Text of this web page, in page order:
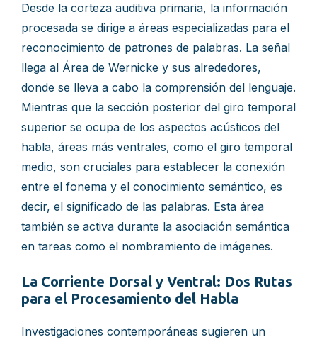
Desde la corteza auditiva primaria, la información
procesada se dirige a áreas especializadas para el
reconocimiento de patrones de palabras. La señal
llega al Área de Wernicke y sus alrededores,
donde se lleva a cabo la comprensión del lenguaje.
Mientras que la sección posterior del giro temporal
superior se ocupa de los aspectos acústicos del
habla, áreas más ventrales, como el giro temporal
medio, son cruciales para establecer la conexión
entre el fonema y el conocimiento semántico, es
decir, el significado de las palabras. Esta área
también se activa durante la asociación semántica
en tareas como el nombramiento de imágenes.
La Corriente Dorsal y Ventral: Dos Rutas
para el Procesamiento del Habla
Investigaciones contemporáneas sugieren un